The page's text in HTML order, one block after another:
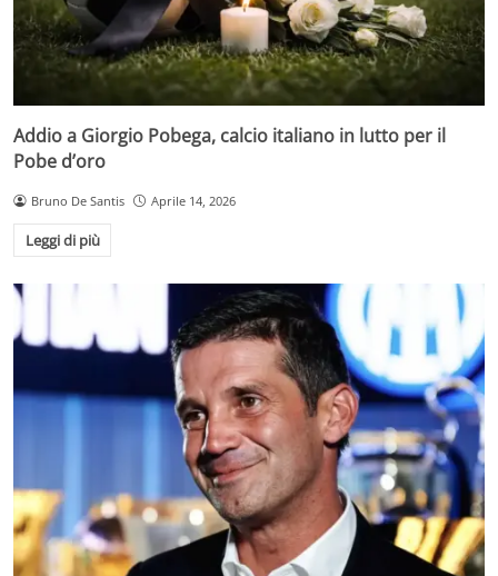
Addio a Giorgio Pobega, calcio italiano in lutto per il
Pobe d’oro
Bruno De Santis Aprile 14, 2026
Leggi di più